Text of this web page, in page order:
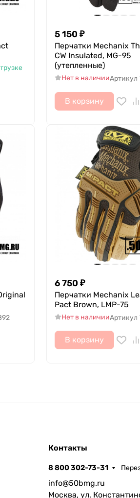
5 150 ₽
Перчатки Mechanix
CW Insulated, MG-95
(утепленные)
Нет в наличииАртикул
В корзину
6 750 ₽
Перчатки Mechanix
Pact Brown, LMP-75
Нет в наличииАртикул
В корзину
Контакты
8 800 302-73-31
info@50bmg.ru
Москва, ул.